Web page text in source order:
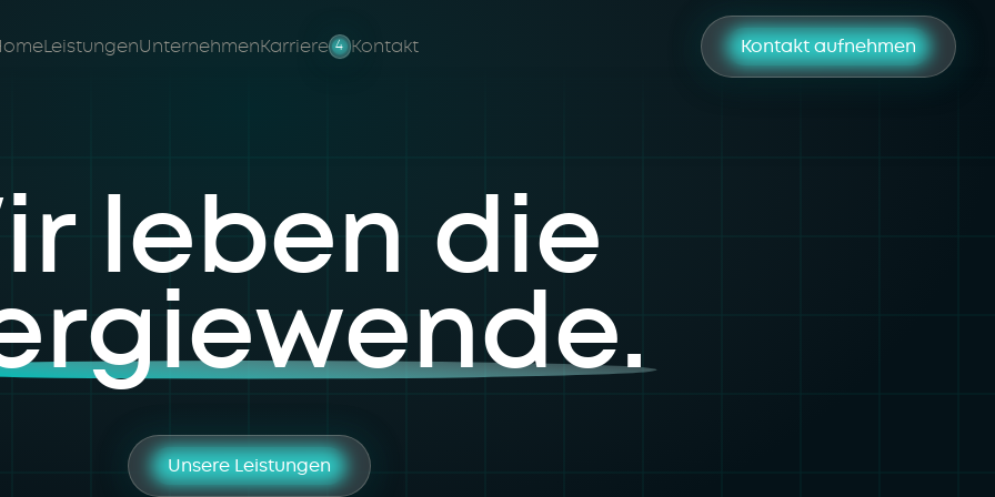
LeistungenUnternehmenKarriere 4 Kontakt Kontakt aufnehmen
leben die
Unsere Leistungen